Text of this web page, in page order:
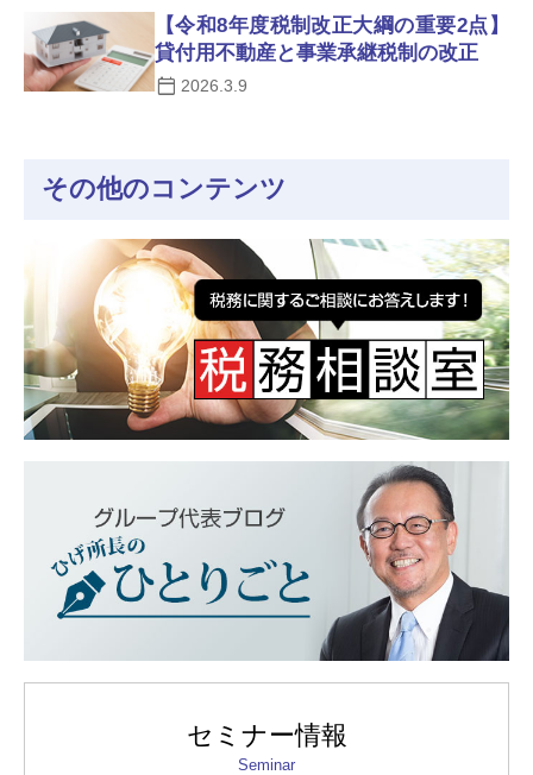
【令和8年度税制改正大綱の重要2点】
貸付用不動産と事業承継税制の改正
2026.3.9
その他のコンテンツ
セミナー情報
Seminar